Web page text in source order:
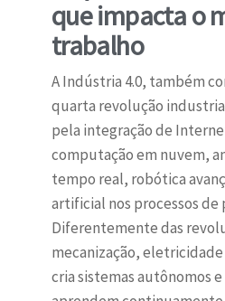
que impacta o
trabalho
A Indústria 4.0, também
quarta revolução
pela integração de
computação em nuvem,
tempo real, robótica
artificial nos processos de
Diferentemente das
mecanização,
cria sistemas autônomos